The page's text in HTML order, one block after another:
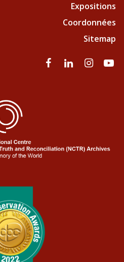
Expositions
Coordonnées
Sitemap